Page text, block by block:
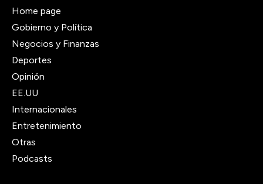
Home page
Gobierno y Política
Negocios y Finanzas
Deportes
Opinión
EE.UU
Internacionales
Entretenimiento
Otras
Podcasts